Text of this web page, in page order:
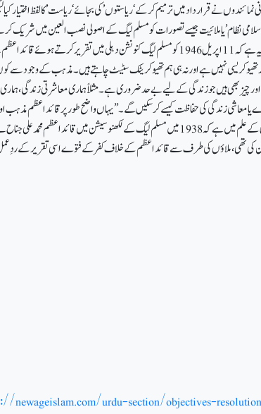
نمائندوں نے قرار داد میں ترمیم کرکے ‘ریاستوں’ کی بجائے ‘ریاست’ کا لفظ اختیار
نظام’ یا ملائیت جیسے تصورات کو مسلم لیگ کے اصولی نصب العین میں شریک
ضرورت محسوس نہیں کی گئی ۔بلکہ دلچسپ بات یہ ہے کہ 11اپریل 1946کو مسلم لیگ کنونشن دہلی میں تقریر کرتے ہوئے
کریسی نہیں ہے اور نہ ہی ہم تھیو کریٹک سٹیٹ چاہتے ہیں ۔ مذہب کے وجود سے
چیز بھی ہیں جو زندگی کے لیے بے حد ضروری ہے۔مثلاً ہماری معاشرتی زندگی ،
یا معاشی زندگی کی حفاظت کیسے کرسکیں گے۔’’ یہاں واضح طور پر قائد اعظم مذہب
سیاست میں تفریق کررہے تھے۔ یہ بات تو سبھی کے علم میں ہے کہ 1938میں مسلم لیگ کے لکھنو سیشن میں قائد اعظم محمد علی
کی تھی، ملاؤں کی طرف سے قائد اعظم کے خلاف کفر کے فتوے اسی تقریر کے ردِ
newageislam.com/urdu-section/objectives-